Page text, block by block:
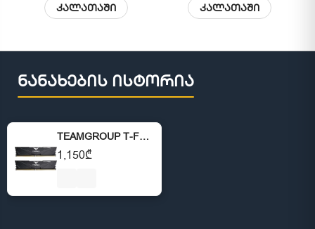
კალათაში კალათაში
ნანახების ისტორია
TEAMGROUP T-Force Vulcan DDR5 32GB (2x16GB) 5600MHz
1,150₾